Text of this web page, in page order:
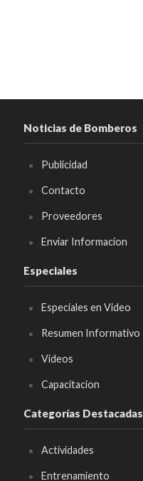
Noticias de Bomberos
Publicidad
Contacto
Proveedores
Enviar Informacion
Especiales
Especiales en Video
Resumen Informativo
Videos
Capacitacion
Categorías Destacadas
Actividades
Entrenamiento